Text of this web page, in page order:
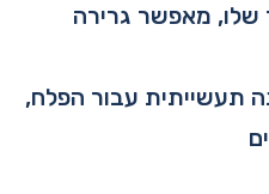
שלו, מאפשר גרירה
תעשייתית עבור הפלח,